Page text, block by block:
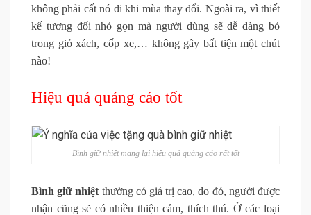
không phải cất nó đi khi mùa thay đổi. Ngoài ra, vì thiết
kế tương đối nhỏ gọn mà người dùng sẽ dễ dàng bỏ
trong giỏ xách, cốp xe,… không gây bất tiện một chút
nào!
Hiệu quả quảng cáo tốt
Bình giữ nhiệt mang lại hiệu quả quảng cáo rất tốt
Bình giữ nhiệtthường có giá trị cao, do đó, người được
nhận cũng sẽ có nhiều thiện cảm, thích thú. Ở các loại